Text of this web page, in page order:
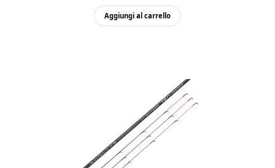
Aggiungi al carrello